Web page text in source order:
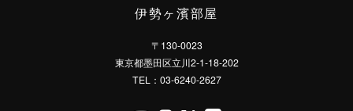
伊勢ヶ濱部屋
〒130-0023
東京都墨田区立川2-1-18-202
TEL：03-6240-2627